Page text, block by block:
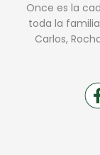
Once es la
toda la
Carlos,